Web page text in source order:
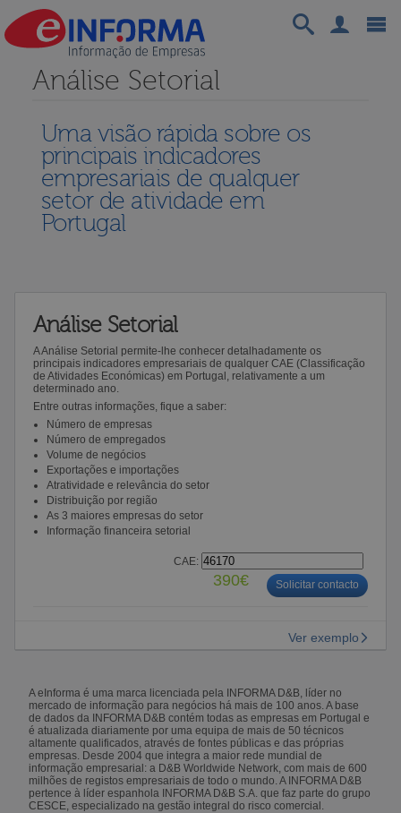
Análise Setorial
Uma visão rápida sobre os
principais indicadores
empresariais de qualquer
setor de atividade em
Portugal
Análise Setorial
A Análise Setorial permite-lhe conhecer detalhadamente os
principais indicadores empresariais de qualquer CAE (Classificação
de Atividades Económicas) em Portugal, relativamente a um
determinado ano.
Entre outras informações, fique a saber:
Número de empresas
Número de empregados
Volume de negócios
Exportações e importações
Atratividade e relevância do setor
Distribuição por região
As 3 maiores empresas do setor
Informação financeira setorial
CAE:
390€ Solicitar contacto
Ver exemplo
A eInforma é uma marca licenciada pela INFORMA D&B, líder no
mercado de informação para negócios há mais de 100 anos. A base
de dados da INFORMA D&B contém todas as empresas em Portugal e
é atualizada diariamente por uma equipa de mais de 50 técnicos
altamente qualificados, através de fontes públicas e das próprias
empresas. Desde 2004 que integra a maior rede mundial de
informação empresarial: a D&B Worldwide Network, com mais de 600
milhões de registos empresariais de todo o mundo. A INFORMA D&B
pertence à líder espanhola INFORMA D&B S.A. que faz parte do grupo
CESCE, especializado na gestão integral do risco comercial.